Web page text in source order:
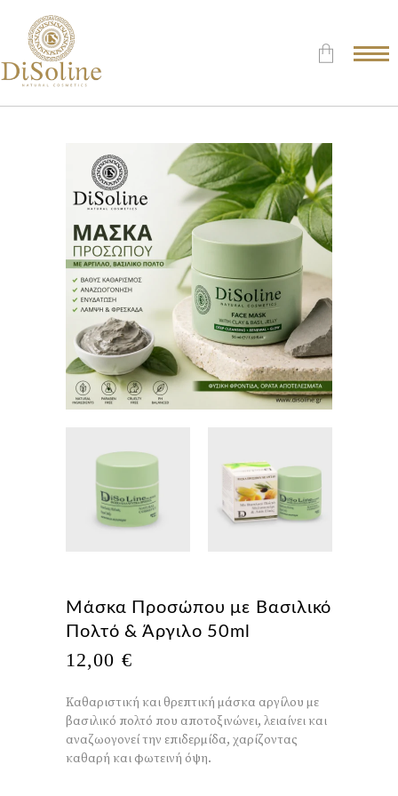
Μάσκα Προσώπου με Βασιλικό
Πολτό & Άργιλο 50ml
12,00 €
Καθαριστική και θρεπτική μάσκα αργίλου με
βασιλικό πολτό που αποτοξινώνει, λειαίνει και
αναζωογονεί την επιδερμίδα, χαρίζοντας
καθαρή και φωτεινή όψη.